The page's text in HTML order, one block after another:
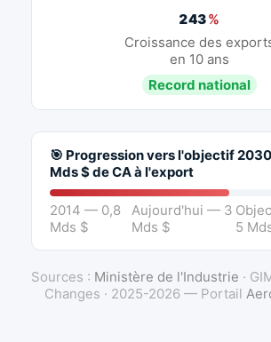
243%
Croissance des
en 10 ans
Record national
🎯 Progression vers l'objectif
Mds $ de CA à l'export
2014 — 0,8
Mds $
Aujourd'hui — 3
Mds $
5
Sources : Ministère de l'Industrie ·
Changes · 2025-2026 — Portail